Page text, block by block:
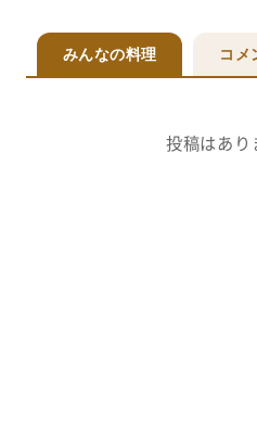
みんなの料理 コメ
投稿はあり